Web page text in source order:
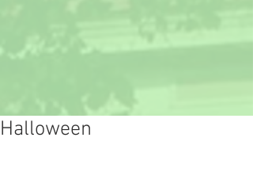
Halloween